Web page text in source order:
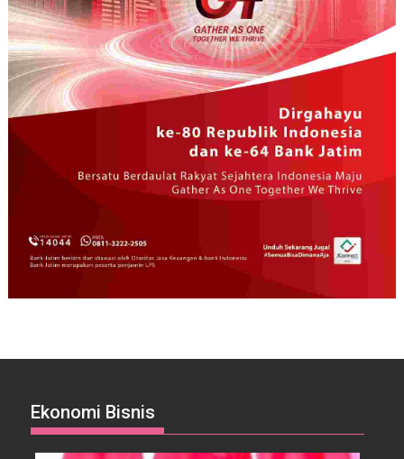
Ekonomi Bisnis